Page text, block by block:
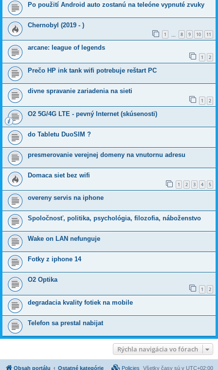
Po použití Android auto zostanú na teleóne vypnuté zvuky
Chernobyl (2019 - )
1 8 9 10 11
arcane: league of legends
1 2
Prečo HP ink tank wifi potrebuje reštart PC
divne spravanie zariadenia na sieti
1 2
O2 5G/4G LTE - pevný Internet (skúsenosti)
do Tabletu DuoSIM ?
presmerovanie verejnej domeny na vnutornu adresu
Domaca siet bez wifi
1 2 3 4 5
overeny servis na iphone
Spoločnosť, politika, psychológia, filozofia, náboženstvo
Wake on LAN nefunguje
Fotky z iphone 14
O2 Optika
1 2
degradacia kvality fotiek na mobile
Telefon sa prestal nabijat
Rýchla navigácia vo fórach
Obsah portálu Ostatné kategórie Všetky časy sú v UTC+02:00
Policies